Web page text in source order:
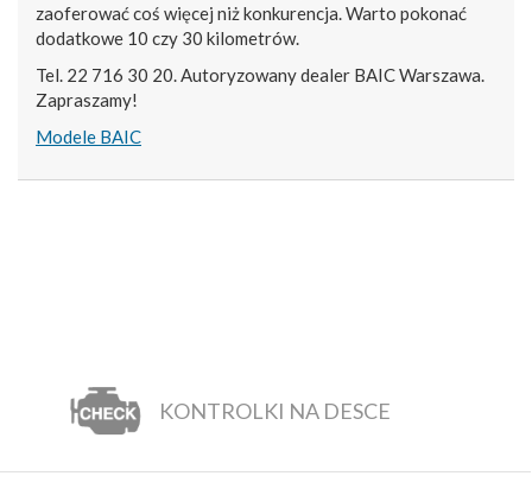
zaoferować coś więcej niż konkurencja. Warto pokonać
dodatkowe 10 czy 30 kilometrów.
Tel. 22 716 30 20. Autoryzowany dealer BAIC Warszawa.
Zapraszamy!
Modele BAIC
KONTROLKI NA DESCE